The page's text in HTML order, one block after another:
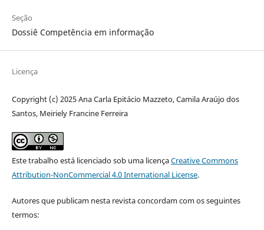
Seção
Dossiê Competência em informação
Licença
Copyright (c) 2025 Ana Carla Epitácio Mazzeto, Camila Araújo dos
Santos, Meiriely Francine Ferreira
Este trabalho está licenciado sob uma licençaCreative Commons
Attribution-NonCommercial 4.0 International License.
Autores que publicam nesta revista concordam com os seguintes
termos: